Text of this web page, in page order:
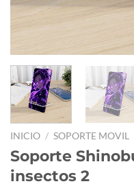
INICIO / SOPORTE MOVIL
Soporte
insectos 2